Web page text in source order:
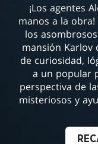
¡Los agentes
manos a la
los
mansión Karlov
de curiosidad,
a un popular
perspectiva de
misteriosos y